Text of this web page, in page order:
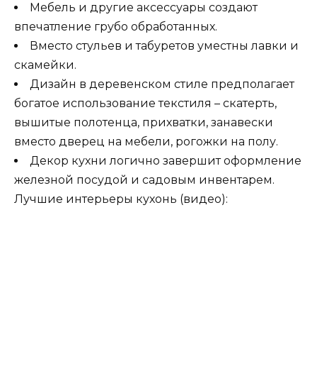
Мебель и другие аксессуары создают
впечатление грубо обработанных.
Вместо стульев и табуретов уместны лавки и
скамейки.
Дизайн в деревенском стиле предполагает
богатое использование текстиля – скатерть,
вышитые полотенца, прихватки, занавески
вместо дверец на мебели, рогожки на полу.
Декор кухни логично завершит оформление
железной посудой и садовым инвентарем.
Лучшие интерьеры кухонь (видео):